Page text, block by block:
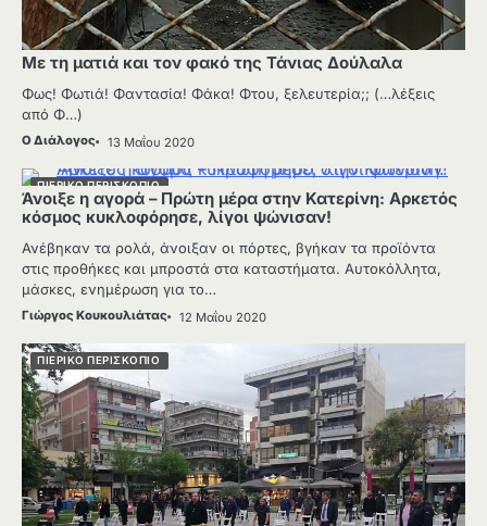
Με τη ματιά και τον φακό της Τάνιας Δούλαλα
Φως! Φωτιά! Φαντασία! Φάκα! Φτου, ξελευτερία;; (…λέξεις
από Φ…)
Ο Διάλογος 13 Μαΐου 2020
ΠΙΕΡΙΚΌ ΠΕΡΙΣΚΌΠΙΟ
Άνοιξε η αγορά – Πρώτη μέρα στην Κατερίνη: Αρκετός
κόσμος κυκλοφόρησε, λίγοι ψώνισαν!
Ανέβηκαν τα ρολά, άνοιξαν οι πόρτες, βγήκαν τα προϊόντα
στις προθήκες και μπροστά στα καταστήματα. Αυτοκόλλητα,
μάσκες, ενημέρωση για το…
Γιώργος Κουκουλιάτας 12 Μαΐου 2020
ΠΙΕΡΙΚΌ ΠΕΡΙΣΚΌΠΙΟ